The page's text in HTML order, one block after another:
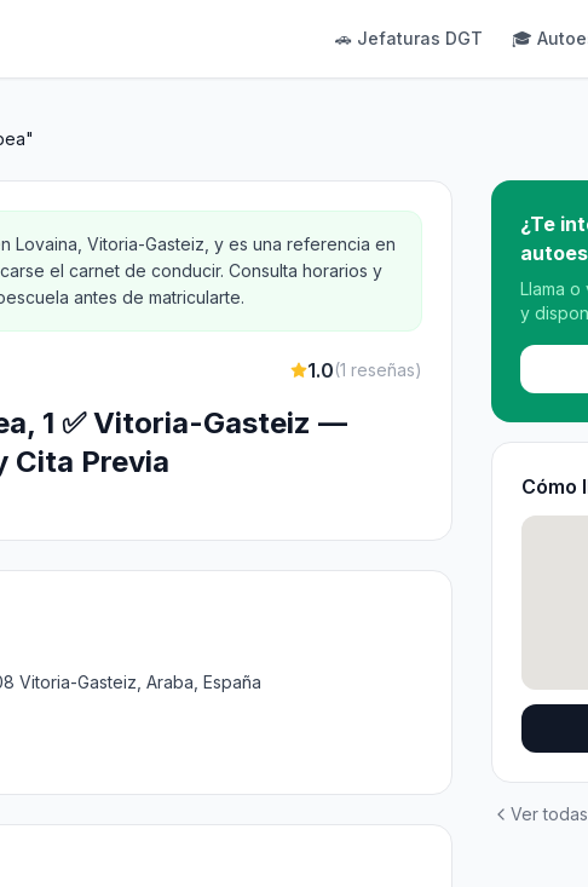
🚗 Jefaturas DGT 🎓
Lovaina, Vitoria-Gasteiz, y es una referencia en
el carnet de conducir. Consulta horarios y
antes de matricularte.
1.0(1 reseñas)
1 ✅ Vitoria-Gasteiz —
Cita Previa
Vitoria-Gasteiz, Araba, España
¿Te
Llama
y
Cómo
Ver